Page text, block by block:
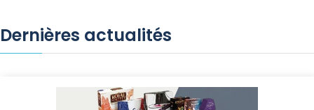
Dernières actualités